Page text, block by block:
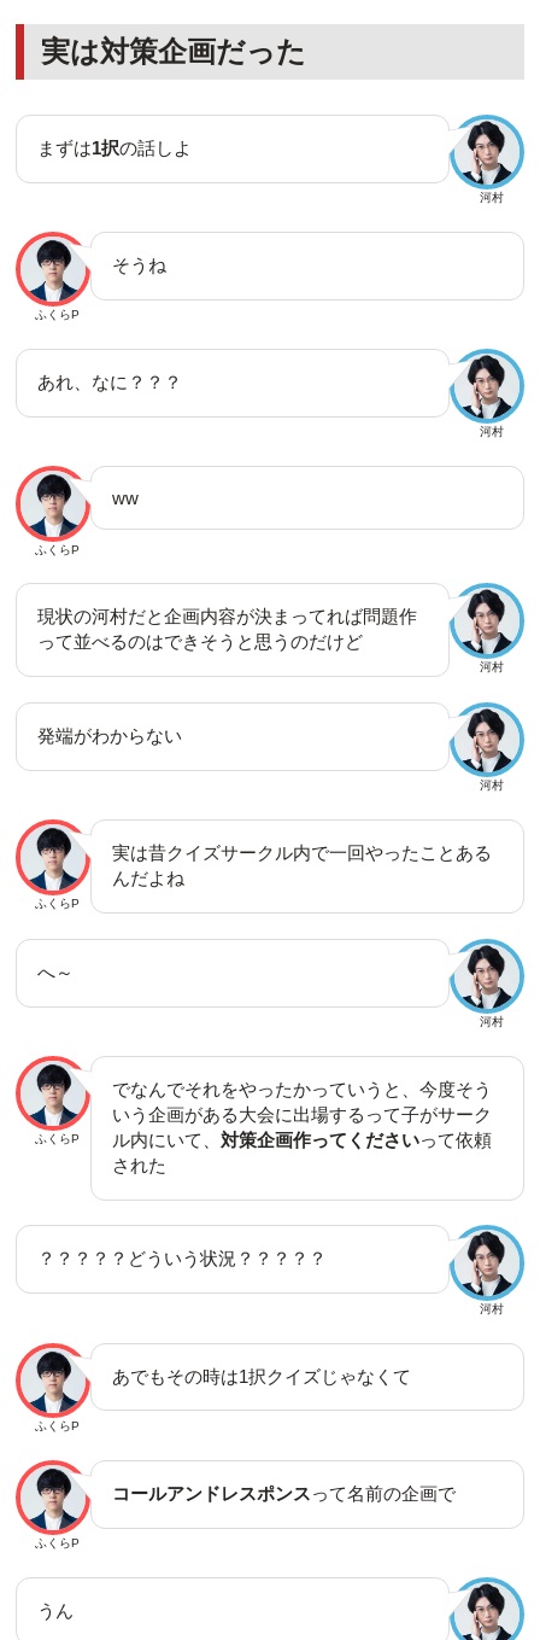
実は対策企画だった
河村
まずは1択の話しよ
ふくらP
そうね
河村
あれ、なに？？？
ふくらP
ww
河村
現状の河村だと企画内容が決まってれば問題作
って並べるのはできそうと思うのだけど
河村
発端がわからない
ふくらP
実は昔クイズサークル内で一回やったことある
んだよね
河村
へ～
ふくらP
でなんでそれをやったかっていうと、今度そう
いう企画がある大会に出場するって子がサーク
ル内にいて、対策企画作ってくださいって依頼
された
河村
？？？？？どういう状況？？？？？
ふくらP
あでもその時は1択クイズじゃなくて
ふくらP
コールアンドレスポンスって名前の企画で
うん